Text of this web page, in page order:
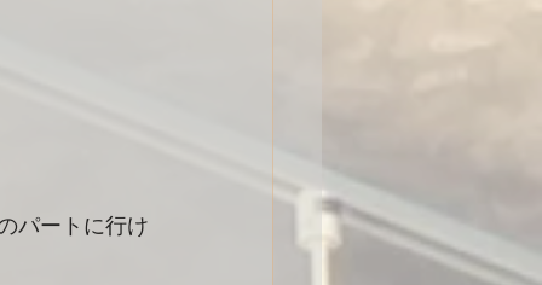
パートに行け